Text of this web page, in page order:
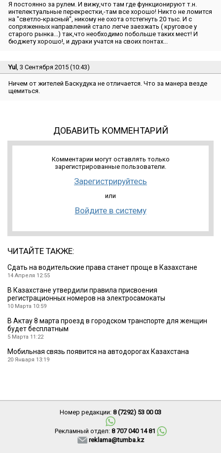
Я постоянно за рулем. И вижу,что там где функционируют т.н.
интелектуальные перекрестки,-там все хорошо! Никто не ломится
на ″светло-красный″, никому не охота отстегнуть 20 тыс. И с
сопряженных направлений стало легче заезжать ( круговое у
старого рынка...) так,что необходимо побольше таких мест! И
бюджету хорошо!, и дураки учатся на своих понтах...
Yul , 3 Сентября 2015 (10:43)
Ничем от жителей Баскудука не отличается. Что за манера везде
щемиться.
ДОБАВИТЬ КОММЕНТАРИЙ
Комментарии могут оставлять только
зарегистрированные пользователи.
Зарегистрируйтесь
или
Войдите в систему
ЧИТАЙТЕ ТАКЖЕ:
Сдать на водительские права станет проще в Казахстане
14 Апреля 12:55
В Казахстане утвердили правила присвоения
регистрационных номеров на электросамокаты
10 Марта 10:59
В Актау 8 марта проезд в городском транспорте для женщин
будет бесплатным
5 Марта 11:22
Мобильная связь появится на автодорогах Казахстана
20 Января 13:19
Номер редакции: 8 (7292) 53 00 03
Рекламный отдел: 8 707 040 14 81
reklama@tumba.kz